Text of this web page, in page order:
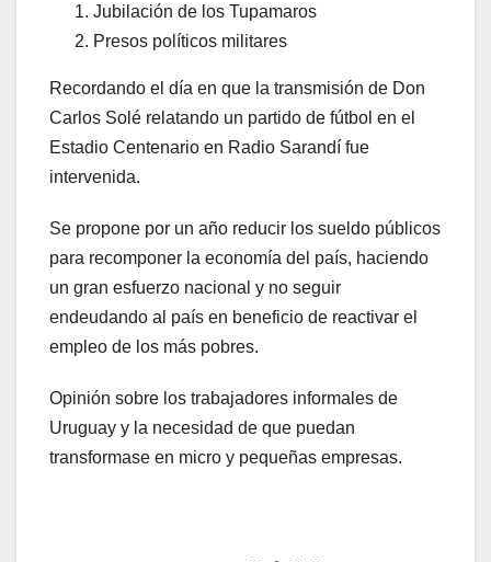
Jubilación de los Tupamaros
Presos políticos militares
Recordando el día en que la transmisión de Don
Carlos Solé relatando un partido de fútbol en el
Estadio Centenario en Radio Sarandí fue
intervenida.
Se propone por un año reducir los sueldo públicos
para recomponer la economía del país, haciendo
un gran esfuerzo nacional y no seguir
endeudando al país en beneficio de reactivar el
empleo de los más pobres.
Opinión sobre los trabajadores informales de
Uruguay y la necesidad de que puedan
transformase en micro y pequeñas empresas.